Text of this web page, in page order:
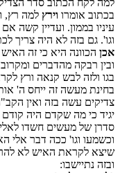
בכתוב אומרו וירץ למה רץ,
עיניו בממון. ועדיין קשה
וגו'. גם בזה לא היה צריך
אכן הכוונה היא כי זה
ובין רבקה מהדברים
בגו ולזה לבש קנאה ורץ
בחינת מעשה זה ייחס ה'
צדיקים עשה בזה ואין
יגיד כי מה שקדם היה
סדרן של מעשים חשדו
וכשמעו וגו' ככה דבר אלי
שיצא לקראת האיש לא
ובזה נתיישבו: